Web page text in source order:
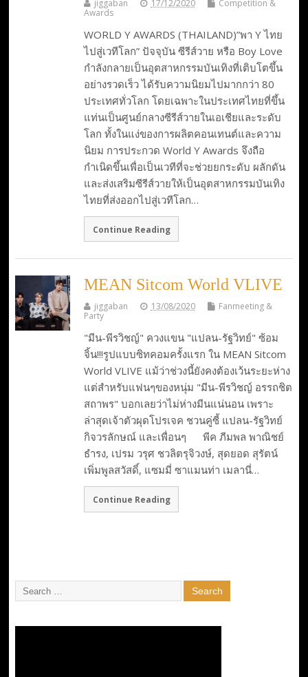
jiggaban 17/12/2020
Competition &
Awards
WORLD Y AWARDS (THAILAND)”พา Y ไทย
ไปสู่เวทีโลก” ปัจจุบัน ซีรีส์วาย หรือ Boy Love
กำลังกลายเป็นอุตสาหกรรมบันเทิงที่เติบโตขึ้น
อย่างรวดเร็ว ได้รับความนิยมไปมากกว่า 80
ประเทศทั่วโลก โดยเฉพาะในประเทศไทยที่ขึ้น
แท่นเป็นศูนย์กลางซีรีส์วายในเอเชียและระดับ
โลก ทั้งในแง่ของการผลิตคอนเทนต์และความ
นิยม การประกวด World Y Awards จึงถือ
กำเนิดขึ้นเพื่อเป็นเวทีที่จะช่วยยกระดับ ผลักดัน
และส่งเสริมซีรีส์วายให้เป็นอุตสาหกรรมบันเทิง
ไทยที่ส่งออกไปสู่เวทีโลก…
Continue Reading
MEAN Sitcom World VLIVE
jiggaban 13/08/2020
Fanmeeting &
Party
"มีน-พีรวิชญ์" ควงแขน "แปลน-รัฐวิทย์" ซ้อม
จิ้น!!!รูปแบบซิทคอมครั้งแรก ใน MEAN Sitcom
World VLIVE แม้ว่าช่วงนี้ยังคงต้องเว้นระยะห่าง
แต่สำหรับแฟนๆของหนุ่ม "มีน-พีรวิชญ์ อรรถชิต
สถาพร" บอกเลยว่าไม่ห่างมีนแน่นอน เพราะ
ล่าสุดเจ้าตัวผุดโปรเจค ชวนคู่ซี้ แปลน-รัฐวิทย์
กิจวรลักษณ์ และเพื่อนๆ พีค ภีมพล พาณิชย์
ธํารง, เปรม วรุศ ชวลิตรุจิวงษ์, สุดยอด สุรัตน์
เพิ่มพูลสวัสดิ์, แซมมี่ ซาแมนท่า เมลานี่…
Continue Reading